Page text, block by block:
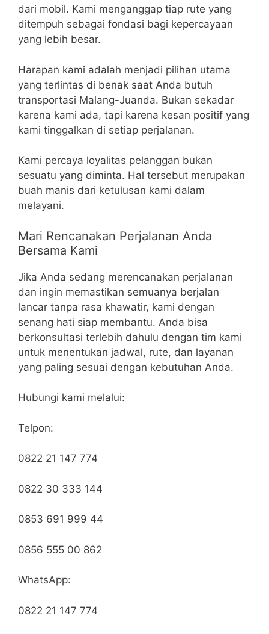
dari mobil. Kami menganggap tiap rute yang
ditempuh sebagai fondasi bagi kepercayaan
yang lebih besar.
Harapan kami adalah menjadi pilihan utama
yang terlintas di benak saat Anda butuh
transportasi Malang-Juanda. Bukan sekadar
karena kami ada, tapi karena kesan positif yang
kami tinggalkan di setiap perjalanan.
Kami percaya loyalitas pelanggan bukan
sesuatu yang diminta. Hal tersebut merupakan
buah manis dari ketulusan kami dalam
melayani.
Mari Rencanakan Perjalanan Anda
Bersama Kami
Jika Anda sedang merencanakan perjalanan
dan ingin memastikan semuanya berjalan
lancar tanpa rasa khawatir, kami dengan
senang hati siap membantu. Anda bisa
berkonsultasi terlebih dahulu dengan tim kami
untuk menentukan jadwal, rute, dan layanan
yang paling sesuai dengan kebutuhan Anda.
Hubungi kami melalui:
Telpon:
0822 21 147 774
0822 30 333 144
0853 691 999 44
0856 555 00 862
WhatsApp:
0822 21 147 774